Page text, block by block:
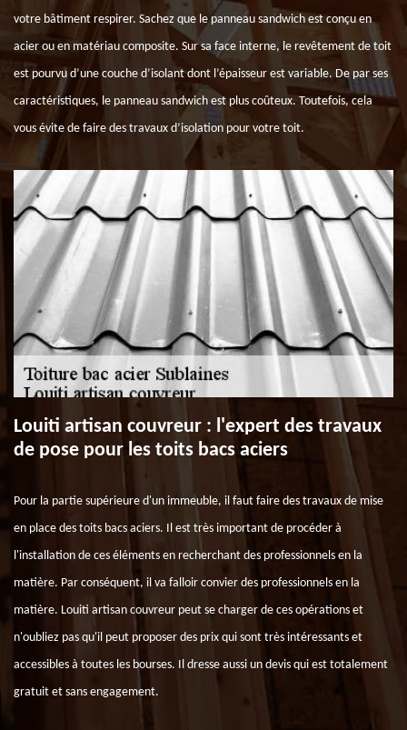
votre bâtiment respirer. Sachez que le panneau sandwich est conçu en
acier ou en matériau composite. Sur sa face interne, le revêtement de toit
est pourvu d’une couche d’isolant dont l’épaisseur est variable. De par ses
caractéristiques, le panneau sandwich est plus coûteux. Toutefois, cela
vous évite de faire des travaux d’isolation pour votre toit.
Louiti artisan couvreur : l'expert des travaux
de pose pour les toits bacs aciers
Pour la partie supérieure d'un immeuble, il faut faire des travaux de mise
en place des toits bacs aciers. Il est très important de procéder à
l'installation de ces éléments en recherchant des professionnels en la
matière. Par conséquent, il va falloir convier des professionnels en la
matière. Louiti artisan couvreur peut se charger de ces opérations et
n'oubliez pas qu'il peut proposer des prix qui sont très intéressants et
accessibles à toutes les bourses. Il dresse aussi un devis qui est totalement
gratuit et sans engagement.